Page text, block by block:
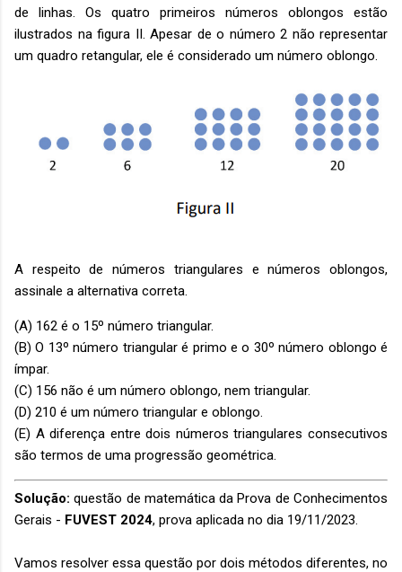
de linhas. Os quatro primeiros números oblongos estão
ilustrados na figura II. Apesar de o número 2 não representar
um quadro retangular, ele é considerado um número oblongo.
A respeito de números triangulares e números oblongos,
assinale a alternativa correta.
(A) 162 é o 15º número triangular.
(B) O 13º número triangular é primo e o 30º número oblongo é
ímpar.
(C) 156 não é um número oblongo, nem triangular.
(D) 210 é um número triangular e oblongo.
(E) A diferença entre dois números triangulares consecutivos
são termos de uma progressão geométrica.
Solução:questão de matemática da Prova de Conhecimentos
Gerais - FUVEST 2024, prova aplicada no dia 19/11/2023.
Vamos resolver essa questão por dois métodos diferentes, no